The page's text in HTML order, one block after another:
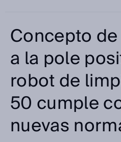
Concepto
a la pole
robot de
50 cumple
nuevas